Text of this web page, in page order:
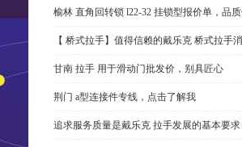
榆林 直角回转锁 l22-32 挂锁型报价单，品
【 桥式拉手】值得信赖的戴乐克 桥式拉手
甘南 拉手 用于滑动门批发价，别具匠心
荆门 a型连接件专线，点击了解我
追求服务质量是戴乐克 拉手发展的基本要求